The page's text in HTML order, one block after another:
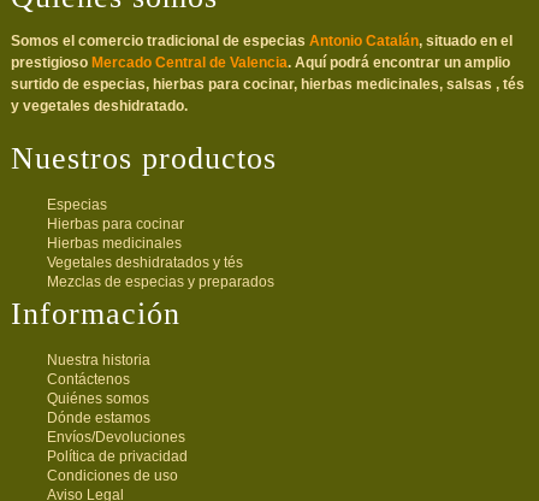
Somos el comercio tradicional de especias Antonio Catalán, situado en el
prestigioso Mercado Central de Valencia. Aquí podrá encontrar un amplio
surtido de especias, hierbas para cocinar, hierbas medicinales, salsas , tés
y vegetales deshidratado.
Nuestros productos
Especias
Hierbas para cocinar
Hierbas medicinales
Vegetales deshidratados y tés
Mezclas de especias y preparados
Información
Nuestra historia
Contáctenos
Quiénes somos
Dónde estamos
Envíos/Devoluciones
Política de privacidad
Condiciones de uso
Aviso Legal